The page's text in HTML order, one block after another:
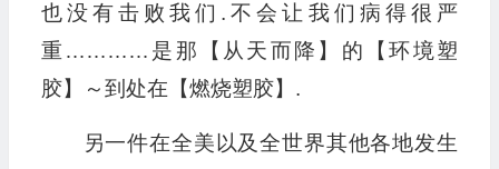
也没有击败我们.不会让我们病得很严
重…………是那【从天而降】的【环境塑
胶】～到处在【燃烧塑胶】.
另一件在全美以及全世界其他各地发生